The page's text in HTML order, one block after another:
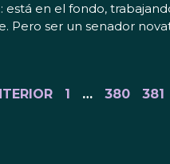
en el fondo,
Pero ser un senador
1 … 380 381